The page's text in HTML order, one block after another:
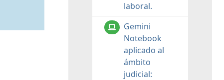
laboral.
Gemini
Notebook
aplicado al
ámbito
judicial: